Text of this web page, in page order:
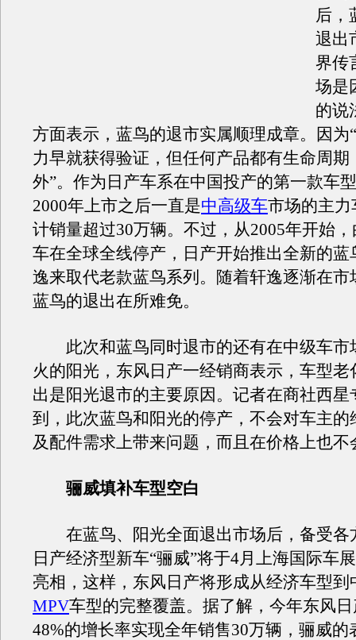
后，
退出
界传
场是
的说
方面表示，蓝鸟的退市实属顺理成章。因为
力早就获得验证，但任何产品都有生命周期
外”。作为日产车系在中国投产的第一款车
2000年上市之后一直是中高级车市场的主
计销量超过30万辆。不过，从2005年开始
车在全球全线停产，日产开始推出全新的蓝
逸来取代老款蓝鸟系列。随着轩逸逐渐在市
蓝鸟的退出在所难免。
此次和蓝鸟同时退市的还有在中级车市
火的阳光，东风日产一经销商表示，车型老
出是阳光退市的主要原因。记者在商社西星
到，此次蓝鸟和阳光的停产，不会对车主的
及配件需求上带来问题，而且在价格上也不
骊威填补车型空白
在蓝鸟、阳光全面退出市场后，备受各
日产经济型新车“骊威”将于4月上海国际车
亮相，这样，东风日产将形成从经济车型到
MPV车型的完整覆盖。据了解，今年东风
48%的增长率实现全年销售30万辆，骊威的